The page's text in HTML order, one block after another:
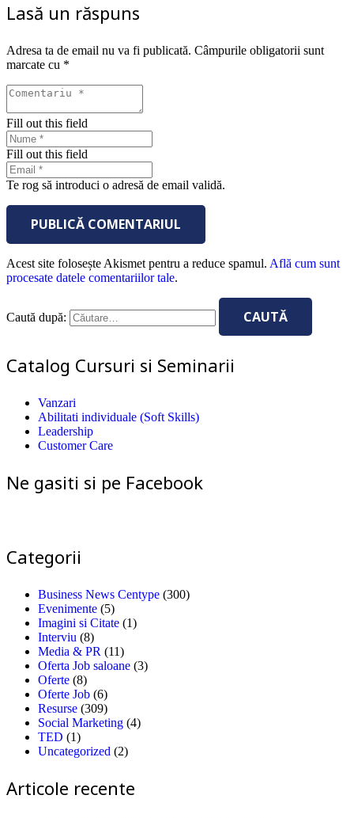
Lasă un răspuns
Adresa ta de email nu va fi publicată. Câmpurile obligatorii sunt
marcate cu *
Fill out this field
Fill out this field
Te rog să introduci o adresă de email validă.
PUBLICĂ COMENTARIUL
Acest site folosește Akismet pentru a reduce spamul. Află cum sunt
procesate datele comentariilor tale.
Caută după:
Catalog Cursuri si Seminarii
Vanzari
Abilitati individuale (Soft Skills)
Leadership
Customer Care
Ne gasiti si pe Facebook
Categorii
Business News Centype (300)
Evenimente (5)
Imagini si Citate (1)
Interviu (8)
Media & PR (11)
Oferta Job saloane (3)
Oferte (8)
Oferte Job (6)
Resurse (309)
Social Marketing (4)
TED (1)
Uncategorized (2)
Articole recente